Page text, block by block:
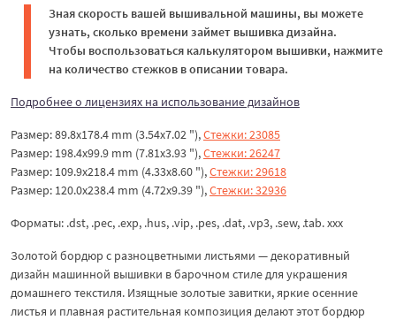
Зная скорость вашей вышивальной машины, вы можете
узнать, сколько времени займет вышивка дизайна.
Чтобы воспользоваться калькулятором вышивки, нажмите
на количество стежков в описании товара.
Подробнее о лицензиях на использование дизайнов
Размер: 89.8x178.4 mm (3.54x7.02 "),Стежки: 23085
Размер: 198.4x99.9 mm (7.81x3.93 "),Стежки: 26247
Размер: 109.9x218.4 mm (4.33x8.60 "),Стежки: 29618
Размер: 120.0x238.4 mm (4.72x9.39 "),Стежки: 32936
Форматы: .dst, .pec, .exp, .hus, .vip, .pes, .dat, .vp3, .sew, .tab. xxx
Золотой бордюр с разноцветными листьями — декоративный
дизайн машинной вышивки в барочном стиле для украшения
домашнего текстиля. Изящные золотые завитки, яркие осенние
листья и плавная растительная композиция делают этот бордюр